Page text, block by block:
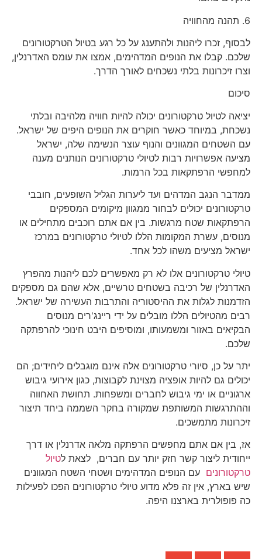
6. תהנה מהחוויה
לבסוף, זכרו ליהנות ולהתענג על כל רגע בטיול הטרקטורונים
שלכם. קבלו את הנופים המדהימים, אמצו את עומס האדרנלין,
וצרו זיכרונות בלתי נשכחים לאורך הדרך.
סיכום
יציאה לטיול טרקטורונים יכולה להיות חוויה מלהיבה ובלתי
נשכחת, במיוחד כאשר חוקרים את הנופים היפים של ישראל.
עם השטחים המגוונים והנוף עוצר הנשימה שלה, ישראל
מציעה אפשרויות רבות לטיולי טרקטורונים הנותנים מענה
למחפשי הרפתקאות בכל הרמות.
ממדבר הנגב המדהים ועד ליערות הגליל השופעים, חובבי
טרקטורונים יכולים לבחור ממגוון מיקומים המספקים
הרפתקאות שטח מרגשות. בין אם אתם רוכבים מתחילים או
מנוסים, עשרת המקומות הללו לטיולי טרקטורונים במרכז
ישראל מציעים משהו לכל אחד.
טיולי טרקטורונים אלו לא רק מאפשרים לכם ליהנות מהפרץ
האדרנלין של רכיבה בשטחים טרשיים, אלא שהם גם מספקים
הזדמנות לגלות את ההיסטוריה והתרבות העשירה של ישראל.
רבים מהטיולים הללו מובלים על ידי ריינג'רים מנוסים
הבקיאים באזור ומשמעותו, ומוסיפים היבט חינוכי להרפתקה
שלכם.
יתר על כן, סיורי טרקטורונים אלה אינם מוגבלים ליחידים; הם
יכולים גם להיות אופציה מצוינת לקבוצות, כגון אירועי גיבוש
ארגוניים או ימי גיבוש לחברים ומשפחות. תחושת האחווה
וההתרגשות המשותפת שמקורה בחקר השממה ביחד תיצור
זיכרונות מתמשכים.
אז, בין אם אתם מחפשים הרפתקה מלאה אדרנלין או דרך
ייחודית ליצור קשר חזק יותר עם חברים, לצאת לטיול
טרקטורונים עם הנופים המדהימים ושטחי השטח המגוונים
שיש בארץ, אין זה פלא מדוע טיולי טרקטורונים הפכו לפעילות
כה פופולרית בארצנו היפה.